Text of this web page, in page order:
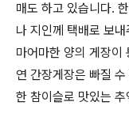
매도 하고 있습니다.
나 지인께 택배로 보
마어마한 양의 게장이
연 간장게장은 빠질
한 참이슬로 맛있는